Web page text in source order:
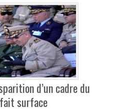
d’un cadre du
surface